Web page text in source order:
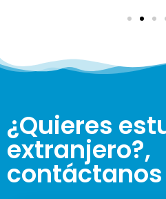
¿Quieres
extranjero?,
contáctanos